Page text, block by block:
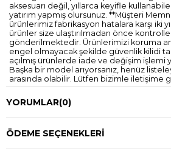
aksesuarı değil, yıllarca keyifle
yatırım yapmış olursunuz. **Müşteri
ürünlerimiz fabrikasyon hatalara karşı iki
ürünler size ulaştırılmadan önce
gönderilmektedir. Ürünlerimizi koruma
engel olmayacak şekilde güvenlik kilidi
açılmış ürünlerde iade ve değişim işlemi
Başka bir model arıyorsanız, henüz
arasında olabilir. Lütfen bizimle iletişime
YORUMLAR(0)
ÖDEME SEÇENEKLERI